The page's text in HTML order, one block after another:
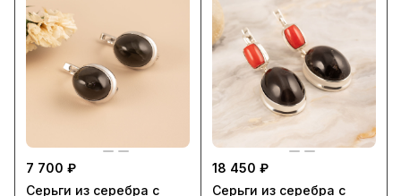
7 700 ₽
Серьги из серебра с
18 450 ₽
Серьги из серебра с